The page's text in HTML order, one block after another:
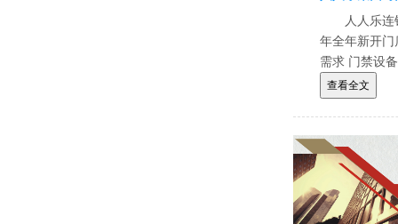
人人乐
年全年新开门
需求 门禁设
迎符合资格
查看全文